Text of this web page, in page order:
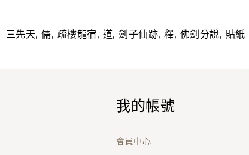
三先天, 儒, 疏樓龍宿, 道, 劍子仙跡, 釋, 佛劍分說, 貼紙
我的帳號
會員中心